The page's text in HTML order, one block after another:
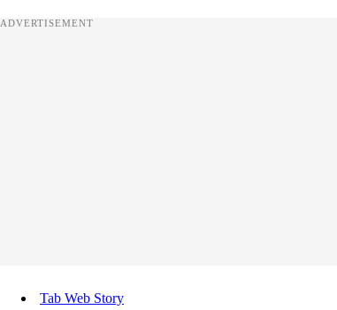
ADVERTISEMENT
Tab Web Story